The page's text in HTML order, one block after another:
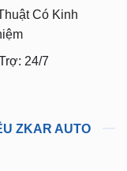
Có Kinh
24/7
ZKAR AUTO